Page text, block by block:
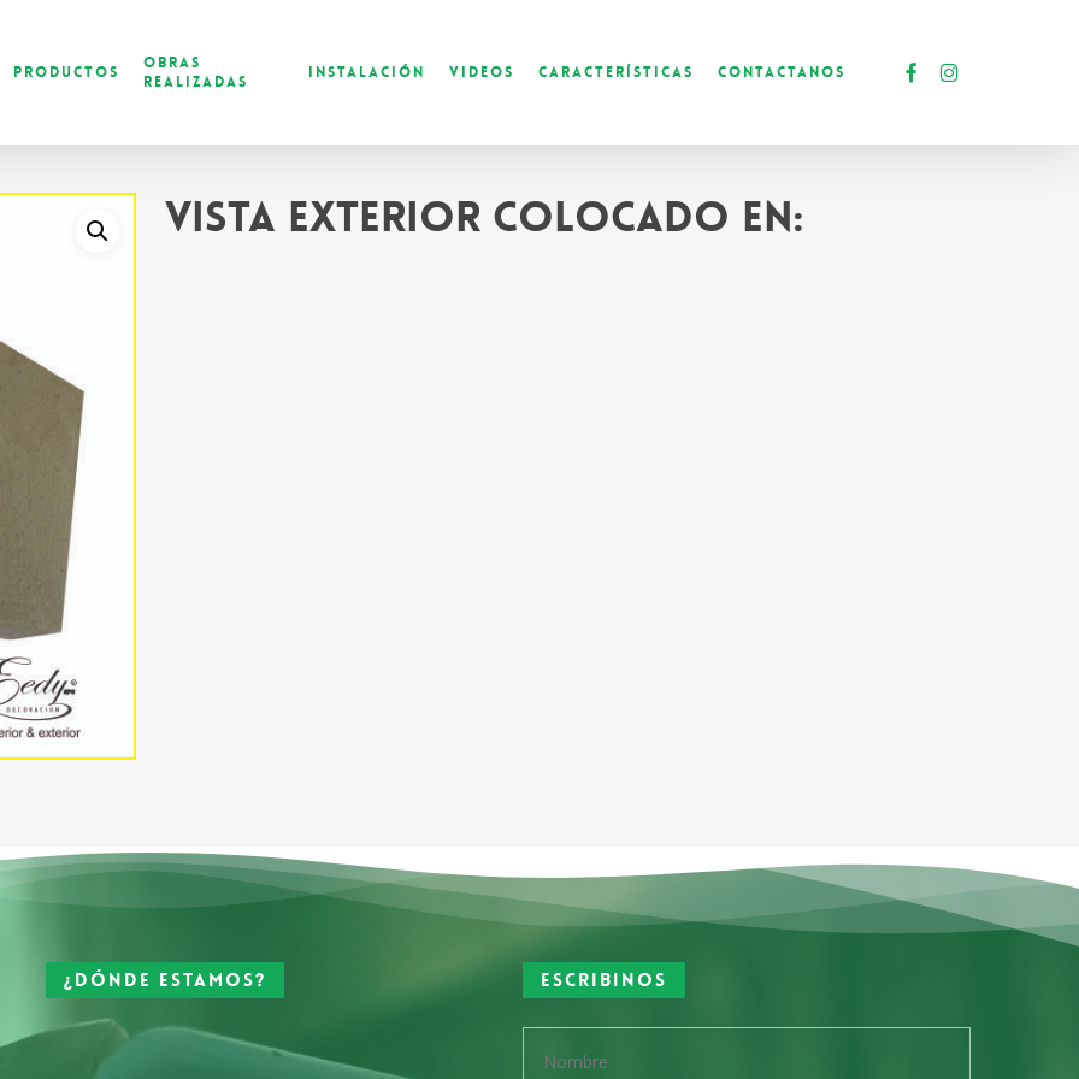
Productos
Obras
Realizadas
Instalación Videos Características Contactanos facebook
instagram
Vista exterior colocado en:
¿Dónde estamos? Escribinos